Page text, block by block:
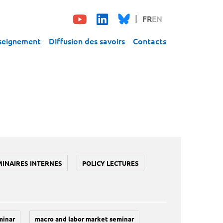
FREN
Diffusion des savoirs Contacts
INTERNES POLICY LECTURES
macro and labor market seminar